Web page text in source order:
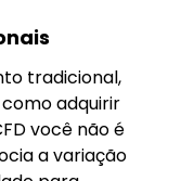
tradicional,
adquirir
você não é
a variação